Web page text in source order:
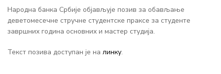
Народна банка Србије објављује позив за обављање
деветомесечне стручне студентске праксе за студенте
завршних година основних и мастер студија.
Текст позива доступан је на линку.